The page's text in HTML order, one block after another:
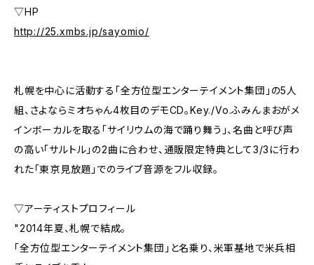
▽HP
http://25.xmbs.jp/sayomio/
札幌を中心に活動する「全方位型エンターテイメント集団」の5人
組、さよならミオちゃん4枚目のデモCD。Key./Vo.ふみんまおがメ
インボーカルを取る「サイリウムの海で踊り舞う」、名曲と呼び声
の高い「サルトル」の2曲に合わせ、通販限定特典として3/3に行わ
れた「東京見放題」でのライブ音源をフル収録。
▽アーティストプロフィール
"2014年夏、札幌で結成。
「全方位型エンターテイメント集団」と名乗り、米軍基地で米兵相